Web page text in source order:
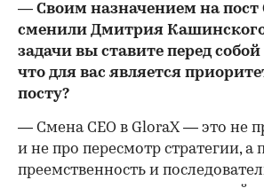
— Своим назначением на пост
сменили Дмитрия
задачи вы ставите перед
что для вас является
посту?
— Смена CEO в GloraX — это не
и не про пересмотр стратегии, а
преемственность и